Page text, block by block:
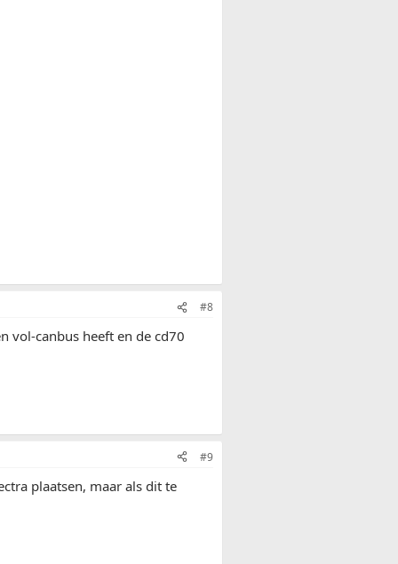
#8
vol-canbus heeft en de cd70
#9
plaatsen, maar als dit te